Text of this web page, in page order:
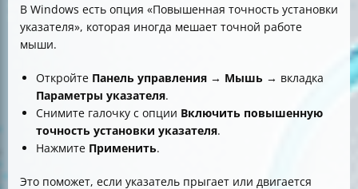
В Windows есть опция «Повышенная точность установки
указателя», которая иногда мешает точной работе
мыши.
Откройте Панель управления → Мышь → вкладка
Параметры указателя.
Снимите галочку с опции Включить повышенную
точность установки указателя.
Нажмите Применить.
Это поможет, если указатель прыгает или двигается